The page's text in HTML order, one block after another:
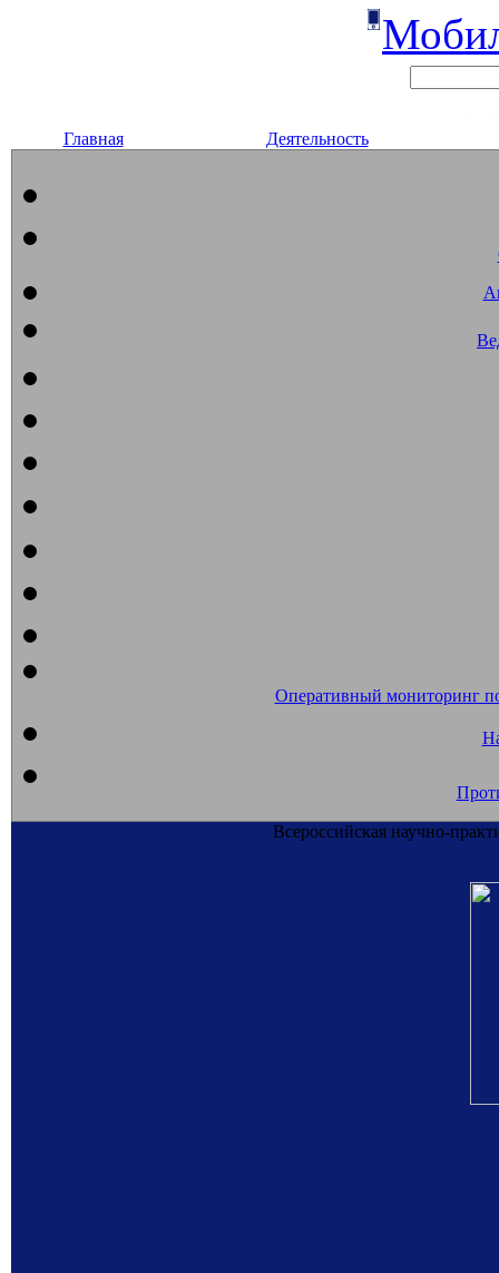
Главная Деятельность
Оперативный мониторинг
Всероссийская научно-